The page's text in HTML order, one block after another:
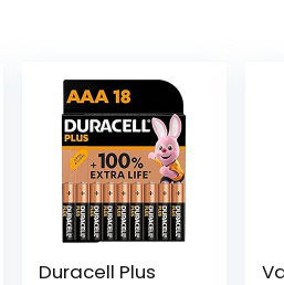
Duracell Plus